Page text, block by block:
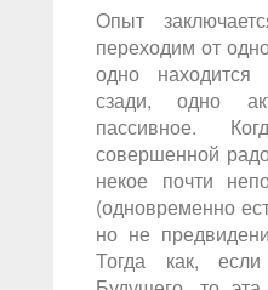
Опыт
переходим от
одно
сзади, одно
пассивное.
совершенной
некое почти
(одновременно
но не
Тогда как,